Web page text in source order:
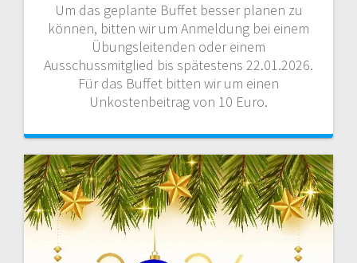
Um das geplante Buffet besser planen zu
können, bitten wir um Anmeldung bei einem
Übungsleitenden oder einem
Ausschussmitglied bis spätestens 22.01.2026.
Für das Buffet bitten wir um einen
Unkostenbeitrag von 10 Euro.